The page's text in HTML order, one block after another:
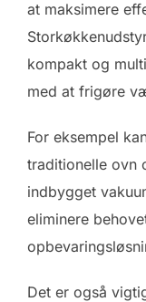
at maksimere
kompakt og
med at frigøre
For eksempel
traditionelle ovn
indbygget
eliminere
Det er også